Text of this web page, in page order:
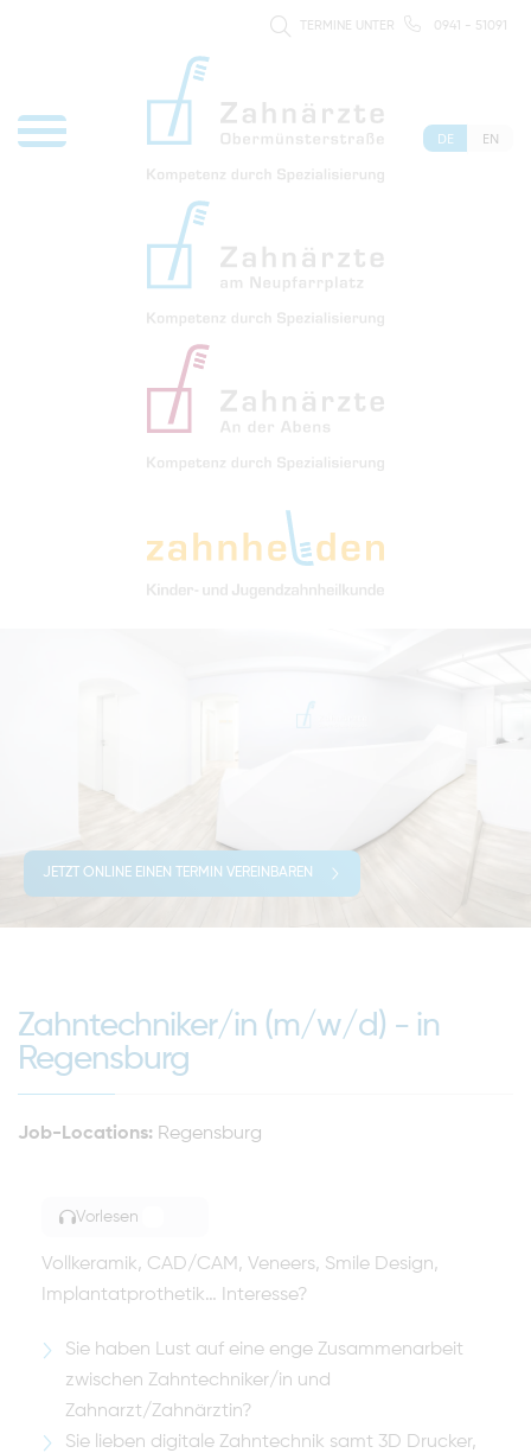
TERMINE UNTER 0941 - 51091
DE EN
JETZT ONLINE EINEN TERMIN VEREINBAREN
Zahntechniker/in (m/w/d) - in
Regensburg
Job-Locations: Regensburg
Vorlesen
Vollkeramik, CAD/CAM, Veneers, Smile Design,
Implantatprothetik… Interesse?
Sie haben Lust auf eine enge Zusammenarbeit
zwischen Zahntechniker/in und
Zahnarzt/Zahnärztin?
Sie lieben digitale Zahntechnik samt 3D Drucker,